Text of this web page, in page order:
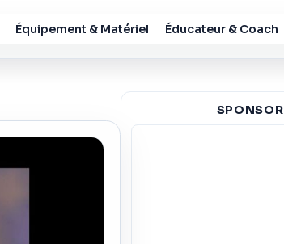
Équipement & Matériel Éducateur & Coach
SPONSOR